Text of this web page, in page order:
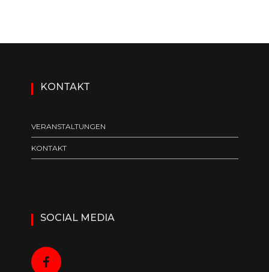
KONTAKT
VERANSTALTUNGEN
KONTAKT
SOCIAL MEDIA